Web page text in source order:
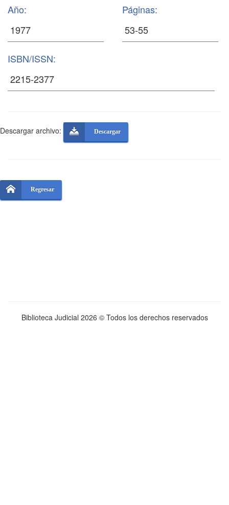
Año: Páginas:
ISBN/ISSN:
Descargar archivo: Descargar
Regresar
Biblioteca Judicial 2026 © Todos los derechos reservados